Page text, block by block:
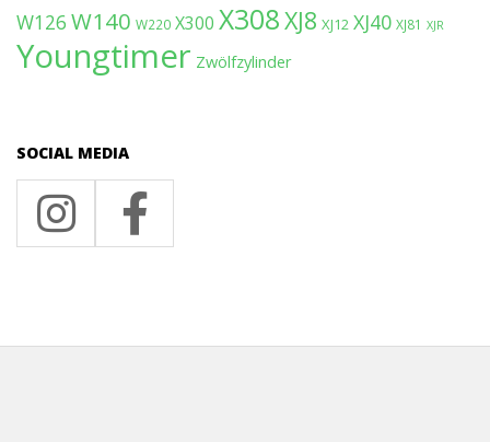
W126 W140 W220 X300 X308XJ8 XJ12 XJ40 XJ81 XJR
Youngtimer Zwölfzylinder
SOCIAL MEDIA